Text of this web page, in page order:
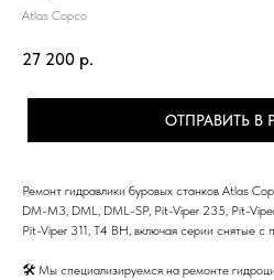
Atlas Copco
27 200 р.
ОТПРАВИТЬ В
Ремонт гидравлики буровых станков Atlas
DM-M3, DML, DML-SP, Pit-Viper 235, Pit-
Pit-Viper 311, T4 BH, включая серии снятые с
🛠 Мы специализируемся на ремонте